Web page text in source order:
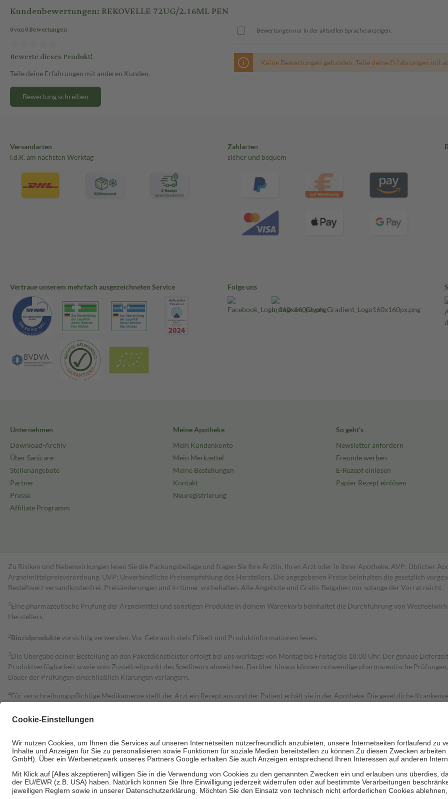
Kundenbewertungen: REKOVELLE 72UG/2.16ML PEN
0 von 0 Bewertungen
Bewerte dieses Produkt!
Teile deine Erfahrungen mit anderen Kunden.
Bewertung schreiben
Bewertungen nur in der aktuellen Sprache anzeigen.
Keine Bewertungen gefunden. Teile deine Erfahrungen mit
Versandarten
i.d.R. am nächsten Werktag
Zahlarten
sicher und bequem
Vertraue unserem mehrfach ausgezeichneten Service Folge uns
Unternehmen
Download-Archiv
Über Sanicare
Stellenangebote
Partner
Presse
Affiliate Programm
Meine Apotheke
Mein Kundenkonto
Mein Merkzettel
Meine Bestellungen
Kontakt
Neuregistrierung
So geht's
Newsletter anfordern
Freunde werben
E-Rezept einlösen
Papier Rezept einlösen
Zu Risiken und Nebenwirkungen lesen Sie die Packungsbeilage und fragen Sie Ihre Ärztin, Ihren Arzt oder in Ihrer Apotheke. AVP: Üblicher
Arzneimittelpreisverordnung. UVP: Unverbindliche Preisempfehlung des Herstellers. Die angegebenen Preise beinhalten die gesetzlich
Bestell­wert versand­kosten­frei. Preisänderungen und Irrtümer vorbehalten. Alle Angebote und Gratis-Beigaben nur solange der Vorrat reicht.
1 Eine pharmazeutische Prüfung der Arzneimittel und sonstigen Produkte in deinem Warenkorb beinhaltet die Durchführung von
Herstellers.
2Biozidproduktevorsichtig verwenden. Vor Gebrauch stets Etikett und Produktinformationen lesen.
3Die Übergabe deiner Bestellung an den Paketdienstleister erfolgt bei uns werktags von Montag bis Freitag bis 18:00 Uhr. Der genaue
Produktverfügbarkeit sowie vom Zustellzeitpunkt des Spediteurs abweichen. Darüber hinaus können notwendige pharmazeutische
Dauer der Prüfungen einschließlich Klärungen verlängern.
4Für verschreibungspflichtige Medikamente stellt der Arzt ein Rezept aus und der Patient erhält sie in der Apotheke. Die gesetzliche
Grundsätzlich leisten Mitglieder Zuzahlungen in Höhe von zehn Prozent des Abgabepreises,
Bei Heilmitteln und häuslicher Krankenpflege beträgt die Zuzahlung zehn Prozent der Kosten sowie zehn Euro je Verordnung.
Um das Engagement der Versicherten für ihre eigene Gesundheit zu stärken und die besondere Stellung der Familie zu unterstützen, fallen
• Untersuchungen zur Vorsorge und Früherkennung, die von der GKV getragen werden
• empfohlenen Schutzimpfungen